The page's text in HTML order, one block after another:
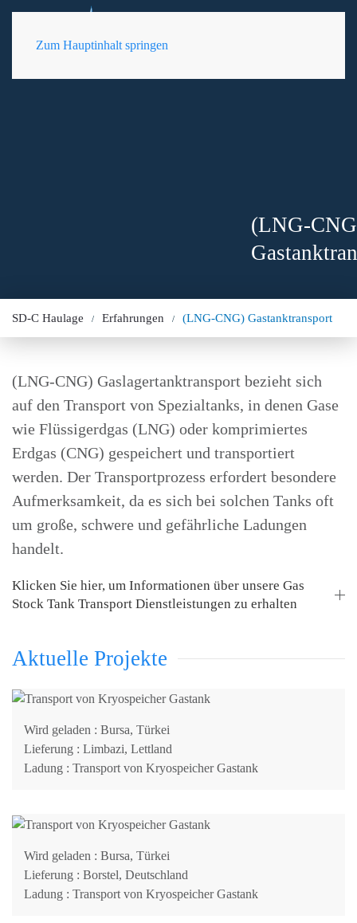
Zum Hauptinhalt springen
(LNG-
SD-C Haulage Erfahrungen (LNG-CNG) Gastanktransport
(LNG-CNG) Gaslagertanktransport bezieht sich
auf den Transport von Spezialtanks, in denen Gase
wie Flüssigerdgas (LNG) oder komprimiertes
Erdgas (CNG) gespeichert und transportiert
werden. Der Transportprozess erfordert besondere
Aufmerksamkeit, da es sich bei solchen Tanks oft
um große, schwere und gefährliche Ladungen
handelt.
Klicken Sie hier, um Informationen über unsere Gas
Stock Tank Transport Dienstleistungen zu erhalten
Aktuelle Projekte
Wird geladen : Bursa, Türkei
Lieferung : Limbazi, Lettland
Ladung : Transport von Kryospeicher Gastank
Wird geladen : Bursa, Türkei
Lieferung : Borstel, Deutschland
Ladung : Transport von Kryospeicher Gastank